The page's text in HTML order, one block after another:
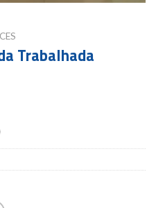
Trabalhada